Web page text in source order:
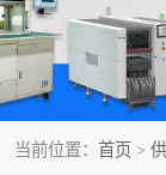
当前位置： 首页 >
NeoHorizon全
刷机
回流焊
BGA返修台